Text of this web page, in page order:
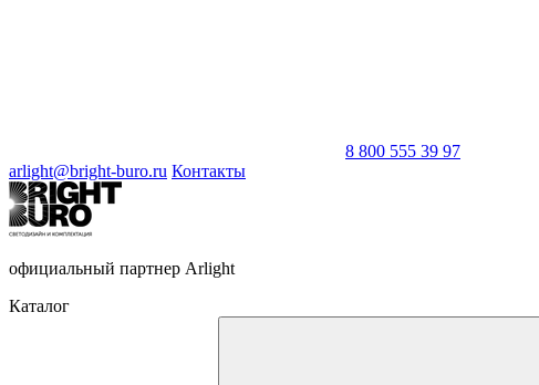
8 800 555 39 97
arlight@bright-buro.ru Контакты
официальный партнер Arlight
Каталог